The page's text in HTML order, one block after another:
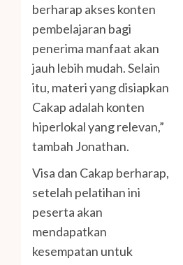
berharap akses konten
pembelajaran bagi
penerima manfaat akan
jauh lebih mudah. Selain
itu, materi yang disiapkan
Cakap adalah konten
hiperlokal yang relevan,”
tambah Jonathan.
Visa dan Cakap berharap,
setelah pelatihan ini
peserta akan
mendapatkan
kesempatan untuk